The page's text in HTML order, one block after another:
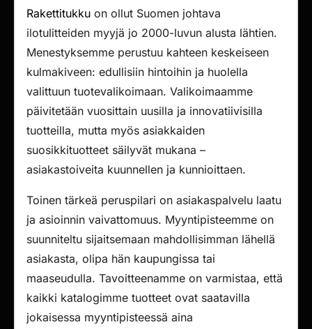
Rakettitukku on ollut Suomen johtava
ilotulitteiden myyjä jo 2000-luvun alusta lähtien.
Menestyksemme perustuu kahteen keskeiseen
kulmakiveen: edullisiin hintoihin ja huolella
valittuun tuotevalikoimaan. Valikoimaamme
päivitetään vuosittain uusilla ja innovatiivisilla
tuotteilla, mutta myös asiakkaiden
suosikkituotteet säilyvät mukana –
asiakastoiveita kuunnellen ja kunnioittaen.
Toinen tärkeä peruspilari on asiakaspalvelu laatu
ja asioinnin vaivattomuus. Myyntipisteemme on
suunniteltu sijaitsemaan mahdollisimman lähellä
asiakasta, olipa hän kaupungissa tai
maaseudulla. Tavoitteenamme on varmistaa, että
kaikki katalogimme tuotteet ovat saatavilla
jokaisessa myyntipisteessä aina